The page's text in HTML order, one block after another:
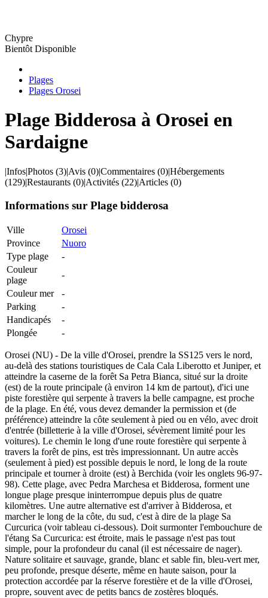
Chypre
Bientôt Disponible
Plages
Plages Orosei
Plage Bidderosa à Orosei en
Sardaigne
|Infos|Photos (3)|Avis (0)|Commentaires (0)|Hébergements
(129)|Restaurants (0)|Activités (22)|Articles (0)
Informations sur Plage bidderosa
Ville
Orosei
Province
Nuoro
Type plage
-
Couleur
plage
-
Couleur mer
-
Parking
-
Handicapés
-
Plongée
-
Orosei (NU) - De la ville d'Orosei, prendre la SS125 vers le nord,
au-delà des stations touristiques de Cala Cala Liberotto et Juniper, et
atteindre la caserne de la forêt Sa Petra Bianca, situé sur la droite
(est) de la route principale (à environ 14 km de partout), d'ici une
piste forestière qui serpente à travers la belle campagne, est proche
de la plage. En été, vous devez demander la permission et (de
préférence) atteindre la côte seulement à pied ou en vélo, avec droit
d'entrée (billetterie à la ville d'Orosei, sévèrement limité pour les
voitures). Le chemin le long d'une route forestière qui serpente à
travers la forêt de pins, est très impressionnant. Un autre accès
(seulement à pied) est possible depuis le nord, le long de la route
principale et tourner à droite (est) à Berchida (voir les onglets 96-97-
98). Cette plage, avec Pedra Marchesa et Bidderosa, forment une
longue plage presque ininterrompue depuis plus de quatre
kilomètres. Une autre alternative est d'arriver à Bidderosa, et
marcher le long de la côte, du sud, c'est à dire de la plage Sa
Curcurica (voir tableau ci-dessous). Doit surmonter l'embouchure de
l'étang Sa Curcurica: est étroite, mais le passage n'est pas tout
simple, pour la profondeur du canal (il est nécessaire de nager).
Nature solitaire et sauvage, grande, blanc et sable fin, bleu-vert mer,
peu profonde, presque déserte, même en haute saison, pour la
protection accordée par la réserve forestière et de la ville d'Orosei,
propre, souvent avec de petits bancs de zostères bloqués.